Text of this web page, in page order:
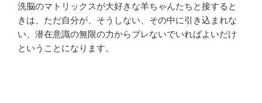
洗脳のマトリックスが大好きな羊ちゃんたちと接すると
きは、ただ自分が、そうしない、その中に引き込まれな
い、潜在意識の無限の力からブレないでいればよいだけ
ということになります。